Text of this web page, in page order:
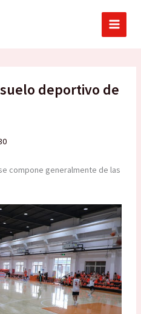
deportivo de
compone generalmente de las